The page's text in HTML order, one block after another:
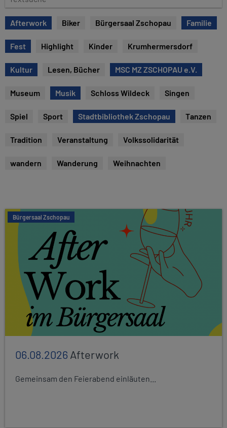
e
x
t
s
u
c
Afterwork Biker Bürgersaal Zschopau Familie
Fest Highlight Kinder Krumhermersdorf
Kultur Lesen, Bücher MSC MZ ZSCHOPAU e.V.
Museum Musik Schloss Wildeck Singen
Spiel Sport Stadtbibliothek Zschopau Tanzen
Tradition Veranstaltung Volkssolidarität
wandern Wanderung Weihnachten
Bürgersaal Zschopau
06.08.2026Afterwork
Gemeinsam den Feierabend einläuten...